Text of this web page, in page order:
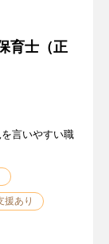
育士（正
言いやすい職
援あり